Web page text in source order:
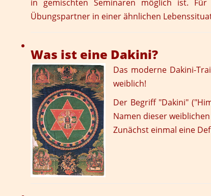
in gemischten Seminaren möglich ist.
Übungspartner in einer ähnlichen
Was ist eine Dakini?
Das moderne Dakini-
weiblich!
Der Begriff "Dakini"
Namen dieser
Zunächst einmal eine